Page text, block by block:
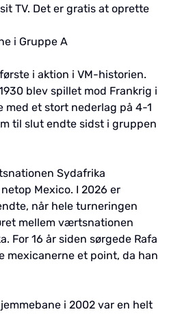
TV. Det er gratis at oprette
i Gruppe A
i aktion i VM-historien.
blev spillet mod Frankrig i
med et stort nederlag på 4-1
til slut endte sidst i gruppen
Sydafrika
Mexico. I 2026 er
når hele turneringen
mellem værtsnationen
For 16 år siden sørgede Rafa
mexicanerne et point, da han
i 2002 var en helt